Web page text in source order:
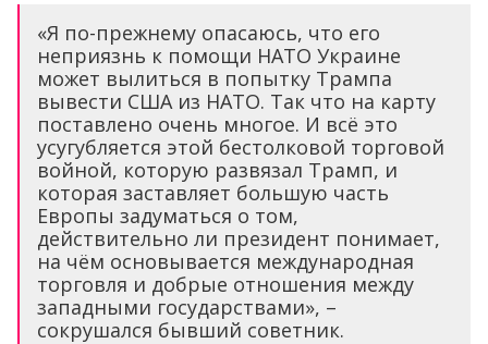
«Я по-прежнему опасаюсь, что его
неприязнь к помощи НАТО Украине
может вылиться в попытку Трампа
вывести США из НАТО. Так что на карту
поставлено очень многое. И всё это
усугубляется этой бестолковой торговой
войной, которую развязал Трамп, и
которая заставляет большую часть
Европы задуматься о том,
действительно ли президент понимает,
на чём основывается международная
торговля и добрые отношения между
западными государствами», –
сокрушался бывший советник.